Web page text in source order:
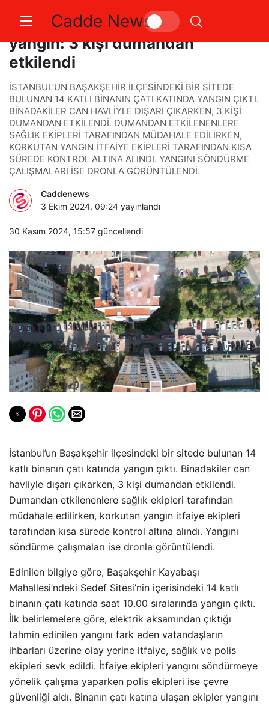
Cadde News
Başakşehir’deki sitede korkutan
yangın: 3 kişi dumandan
etkilendi
İSTANBUL’UN BAŞAKŞEHİR İLÇESİNDEKİ BİR SİTEDE
BULUNAN 14 KATLI BİNANIN ÇATI KATINDA YANGIN ÇIKTI.
BİNADAKİLER CAN HAVLİYLE DIŞARI ÇIKARKEN, 3 KİŞİ
DUMANDAN ETKİLENDİ. DUMANDAN ETKİLENENLERE
SAĞLIK EKİPLERİ TARAFINDAN MÜDAHALE EDİLİRKEN,
KORKUTAN YANGIN İTFAİYE EKİPLERİ TARAFINDAN KISA
SÜREDE KONTROL ALTINA ALINDI. YANGINI SÖNDÜRME
ÇALIŞMALARI İSE DRONLA GÖRÜNTÜLENDİ.
Caddenews
3 Ekim 2024, 09:24 yayınlandı
30 Kasım 2024, 15:57 güncellendi
İstanbul’un Başakşehir ilçesindeki bir sitede bulunan 14
katlı binanın çatı katında yangın çıktı. Binadakiler can
havliyle dışarı çıkarken, 3 kişi dumandan etkilendi.
Dumandan etkilenenlere sağlık ekipleri tarafından
müdahale edilirken, korkutan yangın itfaiye ekipleri
tarafından kısa sürede kontrol altına alındı. Yangını
söndürme çalışmaları ise dronla görüntülendi.
Edinilen bilgiye göre, Başakşehir Kayabaşı
Mahallesi’ndeki Sedef Sitesi’nin içerisindeki 14 katlı
binanın çatı katında saat 10.00 sıralarında yangın çıktı.
İlk belirlemelere göre, elektrik aksamından çıktığı
tahmin edinilen yangını fark eden vatandaşların
ihbarları üzerine olay yerine itfaiye, sağlık ve polis
ekipleri sevk edildi. İtfaiye ekipleri yangını söndürmeye
yönelik çalışma yaparken polis ekipleri ise çevre
güvenliği aldı. Binanın çatı katına ulaşan ekipler yangını